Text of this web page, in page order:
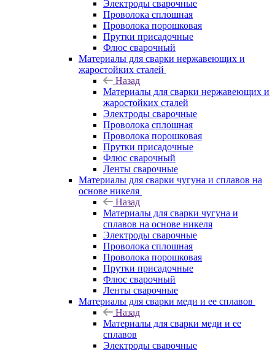
Электроды сварочные
Проволока сплошная
Проволока порошковая
Прутки присадочные
Флюс сварочный
Материалы для сварки нержавеющих и
жаростойких сталей
Назад
Материалы для сварки нержавеющих и
жаростойких сталей
Электроды сварочные
Проволока сплошная
Проволока порошковая
Прутки присадочные
Флюс сварочный
Ленты сварочные
Материалы для сварки чугуна и сплавов на
основе никеля
Назад
Материалы для сварки чугуна и
сплавов на основе никеля
Электроды сварочные
Проволока сплошная
Проволока порошковая
Прутки присадочные
Флюс сварочный
Ленты сварочные
Материалы для сварки меди и ее сплавов
Назад
Материалы для сварки меди и ее
сплавов
Электроды сварочные